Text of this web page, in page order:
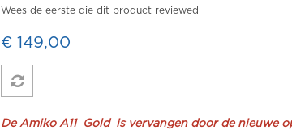
Wees de eerste die dit product reviewed
€ 149,00
De Amiko A11 Gold is vervangen door de nieuwe